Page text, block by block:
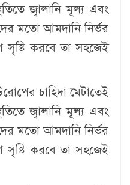
জ্বালানি মূল্য এবং
মতো আমদানি নির্ভর
সৃষ্টি করবে তা সহজেই
চাহিদা মেটাতেই
জ্বালানি মূল্য এবং
মতো আমদানি নির্ভর
সৃষ্টি করবে তা সহজেই